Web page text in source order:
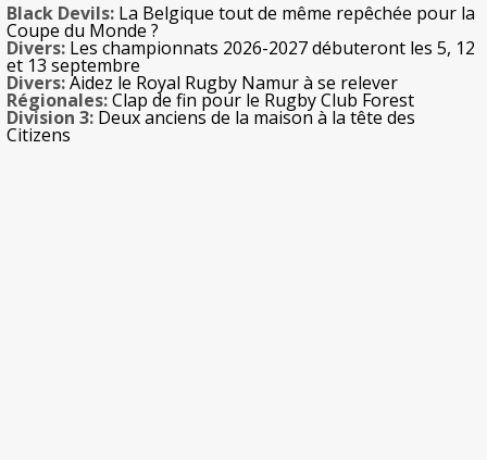
Black Devils: La Belgique tout de même repêchée pour la
Coupe du Monde ?
Divers: Les championnats 2026-2027 débuteront les 5, 12
et 13 septembre
Divers:Aidez le Royal Rugby Namur à se relever
Régionales:Clap de fin pour le Rugby Club Forest
Division 3: Deux anciens de la maison à la tête des
Citizens